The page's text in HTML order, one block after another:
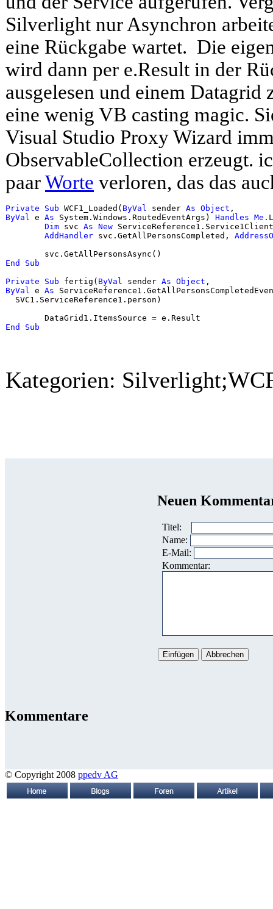
Silverlight nur Asynchron
eine Rückgabe wartet. Die
wird dann per e.Result in der
ausgelesen und einem Datagrid
eine wenig VB casting magic.
Visual Studio Proxy Wizard
ObservableCollection erzeugt.
paarWorte verloren, das das
Private Sub WCF1_Loaded( ByVal sender As Object ,
ByVal
e As System.Windows.RoutedEventArgs) Handles Me
Dim svc As New ServiceReference1.Service1Client
AddHandler svc.GetAllPersonsCompleted,
End
Sub
Private
Sub fertig( ByVal sender As Object ,
ByVal
e As
  SVC1.ServiceReference1.person)
End
Sub
Kategorien:
Neuen
Titel:
Name:
E-Mail:
Kommentar:
Kommentare
© Copyright 2008 ppedv AG